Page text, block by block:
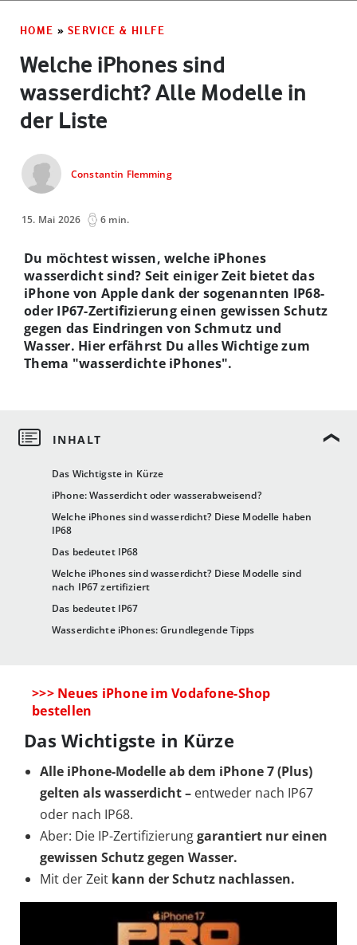
HOME » SERVICE & HILFE
Welche iPhones sind
wasserdicht? Alle Modelle in
der Liste
Constantin Flemming
15. Mai 2026 6 min.
Das Wichtigste in Kürze
iPhone: Wasserdicht oder wasserabweisend?
Welche iPhones sind wasserdicht? Diese Modelle haben
IP68
Das bedeutet IP68
Welche iPhones sind wasserdicht? Diese Modelle sind
nach IP67 zertifiziert
Das bedeutet IP67
Wasserdichte iPhones: Grundlegende Tipps
Du möchtest wissen, welche iPhones
wasserdicht sind? Seit einiger Zeit bietet das
iPhone von Apple dank der sogenannten IP68-
oder IP67-Zertifizierung einen gewissen Schutz
gegen das Eindringen von Schmutz und
Wasser. Hier erfährst Du alles Wichtige zum
Thema "wasserdichte iPhones".
>>> Neues iPhone im Vodafone-Shop
bestellen
Das Wichtigste in Kürze
Alle iPhone-Modelle ab dem iPhone 7 (Plus)
gelten als wasserdicht– entweder nach IP67
oder nach IP68.
Aber: Die IP-Zertifizierunggarantiert nur einen
gewissen Schutz gegen Wasser.
Mit der Zeit kann der Schutz nachlassen.